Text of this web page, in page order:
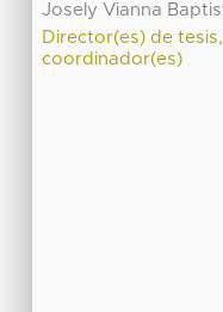
Josely Vianna
Director(es) de
coordinador(es)